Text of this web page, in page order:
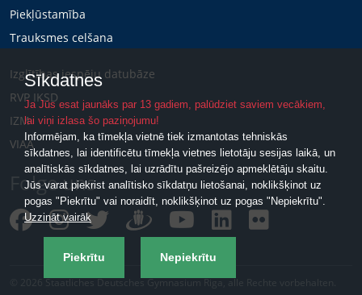
Piekļūstamība
Trauksmes celšana
Izglītības iespēju datubāze
RVP IKSD
IZM
VIAA
Folge uns
© 2026 Staatliches Deutsches Gymnasium Riga, alle Rechte vorbehalten.
Sīkdatnes
Ja Jūs esat jaunāks par 13 gadiem, palūdziet saviem vecākiem,
lai viņi izlasa šo paziņojumu!
Informējam, ka tīmekļa vietnē tiek izmantotas tehniskās
sīkdatnes, lai identificētu tīmekļa vietnes lietotāju sesijas laikā, un
analītiskās sīkdatnes, lai uzrādītu pašreizējo apmeklētāju skaitu.
Jūs varat piekrist analītisko sīkdatņu lietošanai, noklikšķinot uz
pogas "Piekrītu" vai noraidīt, noklikšķinot uz pogas "Nepiekrītu".
Uzzināt vairāk
Piekrītu Nepiekrītu